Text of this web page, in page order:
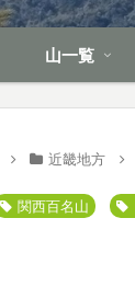
山一覧
近畿地方
関西百名山